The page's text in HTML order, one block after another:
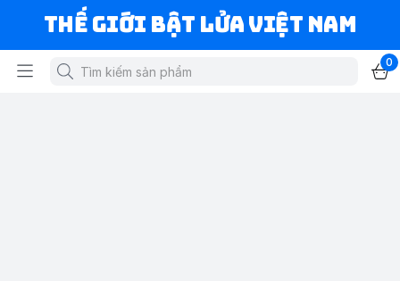
Thế Giới Bật Lửa Việt Nam
0